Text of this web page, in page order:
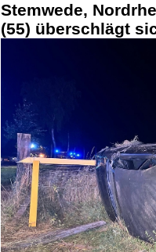
Stemwede,
(55) überschlägt